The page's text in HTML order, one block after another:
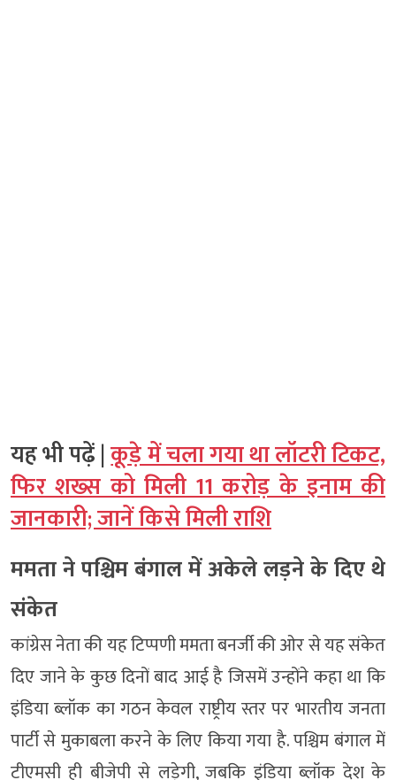
यह भी पढ़ें |कूड़े में चला गया था लॉटरी टिकट,
फिर शख्स को मिली 11 करोड़ के इनाम की
जानकारी; जानें किसे मिली राशि
ममता ने पश्चिम बंगाल में अकेले लड़ने के दिए थे
संकेत
कांग्रेस नेता की यह टिप्पणी ममता बनर्जी की ओर से यह संकेत
दिए जाने के कुछ दिनों बाद आई है जिसमें उन्होंने कहा था कि
इंडिया ब्लॉक का गठन केवल राष्ट्रीय स्तर पर भारतीय जनता
पार्टी से मुकाबला करने के लिए किया गया है. पश्चिम बंगाल में
टीएमसी ही बीजेपी से लड़ेगी, जबकि इंडिया ब्लॉक देश के